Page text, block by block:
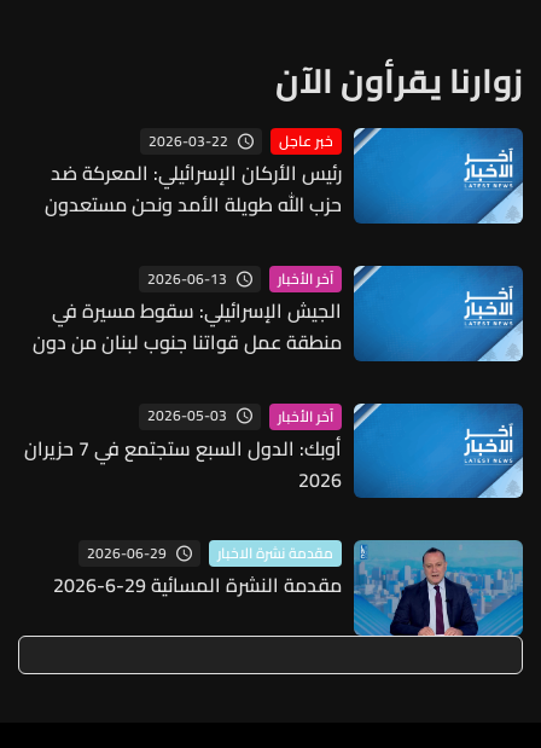
زوارنا يقرأون الآن
خبر عاجل 2026-03-22
رئيس الأركان الإسرائيلي: المعركة ضد
حزب الله طويلة الأمد ونحن مستعدون
آخر الأخبار 2026-06-13
الجيش الإسرائيلي: سقوط مسيرة في
منطقة عمل قواتنا جنوب لبنان من دون
آخر الأخبار 2026-05-03
أوبك: الدول السبع ستجتمع في 7 حزيران
2026
مقدمة نشرة الاخبار 2026-06-29
مقدمة النشرة المسائية 29-6-2026